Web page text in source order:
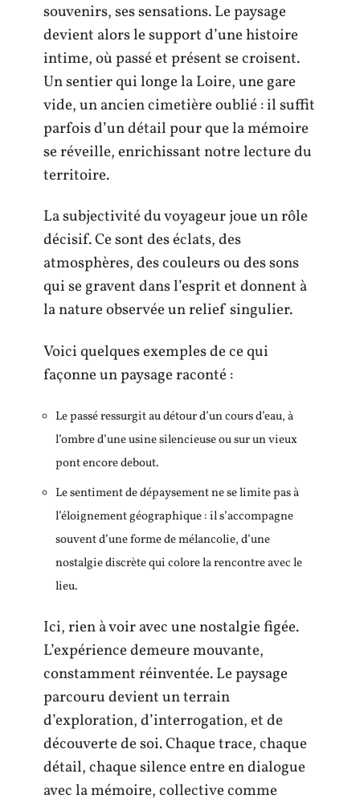
souvenirs, ses sensations. Le paysage
devient alors le support d’une histoire
intime, où passé et présent se croisent.
Un sentier qui longe la Loire, une gare
vide, un ancien cimetière oublié : il suffit
parfois d’un détail pour que la mémoire
se réveille, enrichissant notre lecture du
territoire.
La subjectivité du voyageur joue un rôle
décisif. Ce sont des éclats, des
atmosphères, des couleurs ou des sons
qui se gravent dans l’esprit et donnent à
la nature observée un relief singulier.
Voici quelques exemples de ce qui
façonne un paysage raconté :
Le passé ressurgit au détour d’un cours d’eau, à
l’ombre d’une usine silencieuse ou sur un vieux
pont encore debout.
Le sentiment de dépaysement ne se limite pas à
l’éloignement géographique : il s’accompagne
souvent d’une forme de mélancolie, d’une
nostalgie discrète qui colore la rencontre avec le
lieu.
Ici, rien à voir avec une nostalgie figée.
L’expérience demeure mouvante,
constamment réinventée. Le paysage
parcouru devient un terrain
d’exploration, d’interrogation, et de
découverte de soi. Chaque trace, chaque
détail, chaque silence entre en dialogue
avec la mémoire, collective comme